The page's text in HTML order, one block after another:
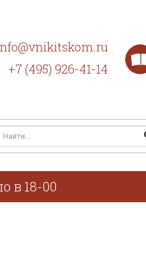
+7 (495) 926-41-14
в 18-00